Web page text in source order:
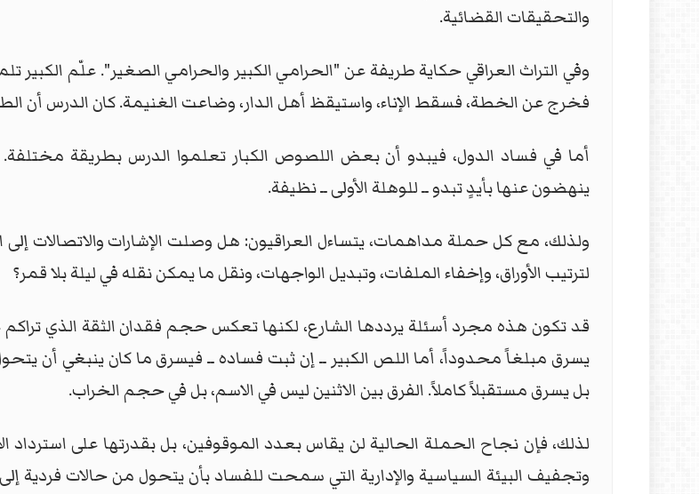
والتحقيقات القضائية.
وفي التراث العراقي حكاية طريفة عن "الحرامي الكبير والحرامي الصغير". علّم الكبير
فخرج عن الخطة، فسقط الإناء، واستيقظ أهل الدار، وضاعت الغنيمة. كان الدرس أن
أما في فساد الدول، فيبدو أن بعض اللصوص الكبار تعلموا الدرس بطريقة
ينهضون عنها بأيدٍ تبدو ــ للوهلة الأولى ــ نظيفة.
ولذلك، مع كل حملة مداهمات، يتساءل العراقيون: هل وصلت الإشارات والاتصالات
لترتيب الأوراق، وإخفاء الملفات، وتبديل الواجهات، ونقل ما يمكن نقله في ليلة بلا قمر؟
قد تكون هذه مجرد أسئلة يرددها الشارع، لكنها تعكس حجم فقدان الثقة الذي
يسرق مبلغاً محدوداً، أما اللص الكبير ــ إن ثبت فساده ــ فيسرق ما كان ينبغي
بل يسرق مستقبلاً كاملاً. الفرق بين الاثنين ليس في الاسم، بل في حجم الخراب.
لذلك، فإن نجاح الحملة الحالية لن يقاس بعدد الموقوفين، بل بقدرتها على استرداد
وتجفيف البيئة السياسية والإدارية التي سمحت للفساد بأن يتحول من حالات فردية